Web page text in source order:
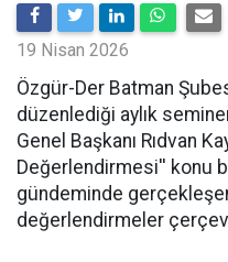
19 Nisan 2026
​Özgür-Der Batman
düzenlediği aylık
Genel Başkanı Rıdvan
Değerlendirmesi'' konu
gündeminde
değerlendirmeler